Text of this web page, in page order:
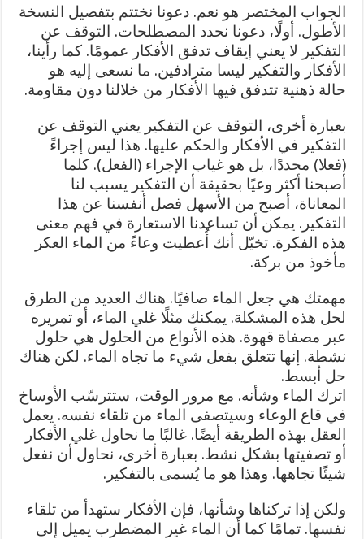
الجواب المختصر هو نعم. دعونا نختتم بتفصيل النسخة
الأطول. أولًا، دعونا نحدد المصطلحات. التوقف عن
التفكير لا يعني إيقاف تدفق الأفكار عمومًا. كما رأينا،
الأفكار والتفكير ليسا مترادفين. ما نسعى إليه هو
حالة ذهنية تتدفق فيها الأفكار من خلالنا دون مقاومة.
بعبارة أخرى، التوقف عن التفكير يعني التوقف عن
التفكير في الأفكار والحكم عليها. هذا ليس إجراءً
(فعلا) محددًا، بل هو غياب الإجراء (الفعل). كلما
أصبحنا أكثر وعيًا بحقيقة أن التفكير يسبب لنا
المعاناة، أصبح من الأسهل فصل أنفسنا عن هذا
التفكير. يمكن أن تساعدنا الاستعارة في فهم معنى
هذه الفكرة. تخيّل أنك أُعطيت وعاءً من الماء العكر
مأخوذ من بركة.
مهمتك هي جعل الماء صافيًا. هناك العديد من الطرق
لحل هذه المشكلة. يمكنك مثلًا غلي الماء، أو تمريره
عبر مصفاة قهوة. هذه الأنواع من الحلول هي حلول
نشطة. إنها تتعلق بفعل شيء ما تجاه الماء. لكن هناك
حل أبسط.
اترك الماء وشأنه. مع مرور الوقت، ستترسّب الأوساخ
في قاع الوعاء وسيتصفى الماء من تلقاء نفسه. يعمل
العقل بهذه الطريقة أيضًا. غالبًا ما نحاول غلي الأفكار
أو تصفيتها بشكل نشط. بعبارة أخرى، نحاول أن نفعل
شيئًا تجاهها. وهذا هو ما يُسمى بالتفكير.
ولكن إذا تركناها وشأنها، فإن الأفكار ستهدأ من تلقاء
نفسها. تمامًا كما أن الماء غير المضطرب يميل إلى